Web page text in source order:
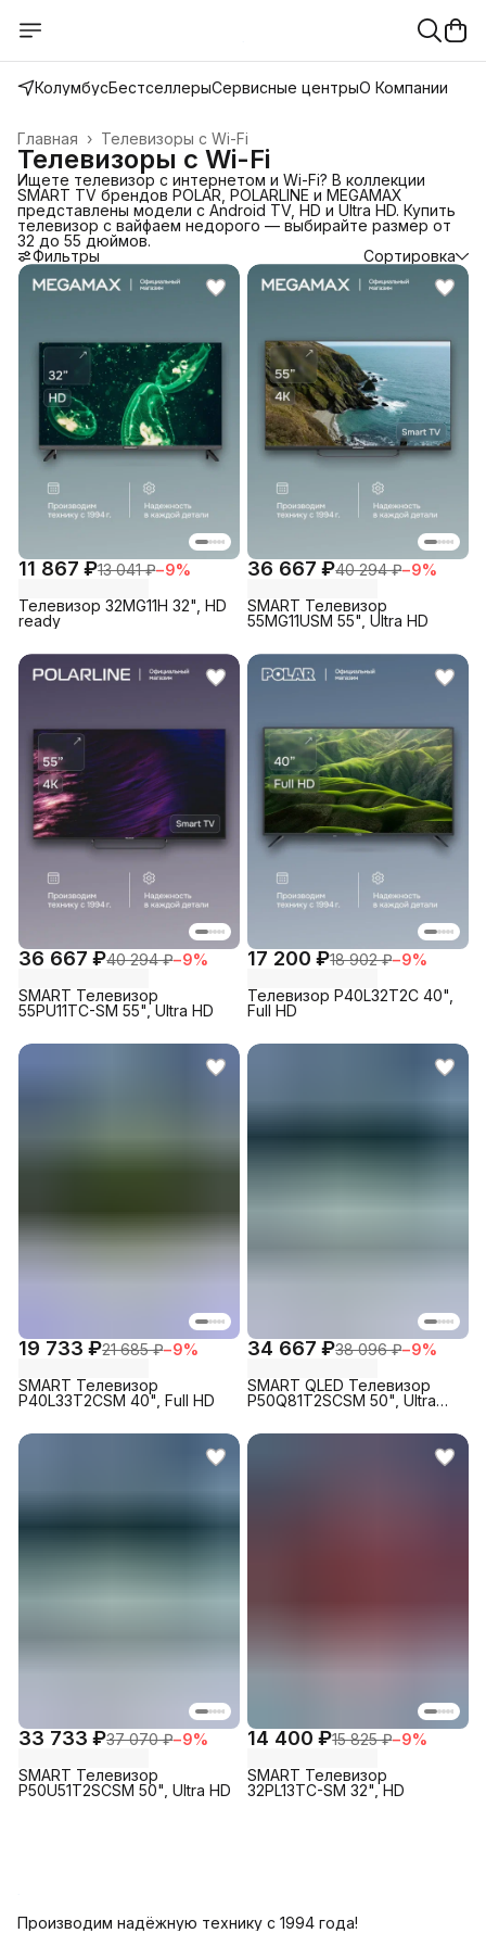
КолумбусБестселлерыСервисные центрыО Компании
Телевизоры с Wi-Fi
Главная ›
Телевизоры с Wi-Fi
Ищете телевизор с интернетом и Wi-Fi? В коллекции
SMART TV брендов POLAR, POLARLINE и MEGAMAX
представлены модели с Android TV, HD и Ultra HD. Купить
телевизор с вайфаем недорого — выбирайте размер от
32 до 55 дюймов.
Фильтры
Сортировка
11 867 ₽13 041 ₽−9%
Телевизор 32MG11H 32", HD
ready
36 667 ₽40 294 ₽−9%
SMART Телевизор
55MG11USM 55", Ultra HD
36 667 ₽40 294 ₽−9%
SMART Телевизор
55PU11TC-SM 55", Ultra HD
17 200 ₽18 902 ₽−9%
Телевизор P40L32T2C 40",
Full HD
19 733 ₽21 685 ₽−9%
SMART Телевизор
P40L33T2CSM 40", Full HD
34 667 ₽38 096 ₽−9%
SMART QLED Телевизор
P50Q81T2SCSM 50", Ultra
33 733 ₽37 070 ₽−9%
SMART Телевизор
P50U51T2SCSM 50", Ultra HD
14 400 ₽15 825 ₽−9%
SMART Телевизор
32PL13TC-SM 32", HD
Производим надёжную технику с 1994 года!